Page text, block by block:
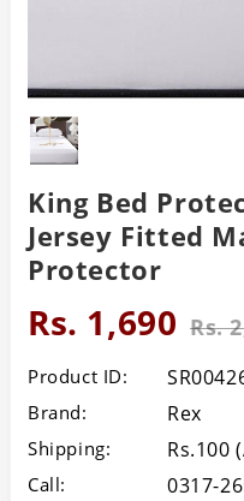
King Bed
Jersey Fitted
Protector
Rs. 1,690 Rs.
Product ID:
Brand: Rex
Shipping: Rs.100
Call: 0317-